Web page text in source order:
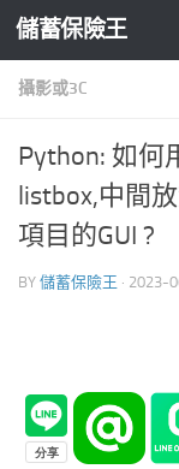
Skip to content
儲蓄保險王
攝影或3C
Python: 如何
listbox,中間
項目的GUI ?
BY 儲蓄保險王 · 2023-